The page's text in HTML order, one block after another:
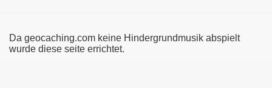
Da geocaching.com keine Hindergrundmusik abspielt
wurde diese seite errichtet.